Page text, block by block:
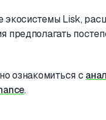
Lisk,
предполагать
ознакомиться с
.